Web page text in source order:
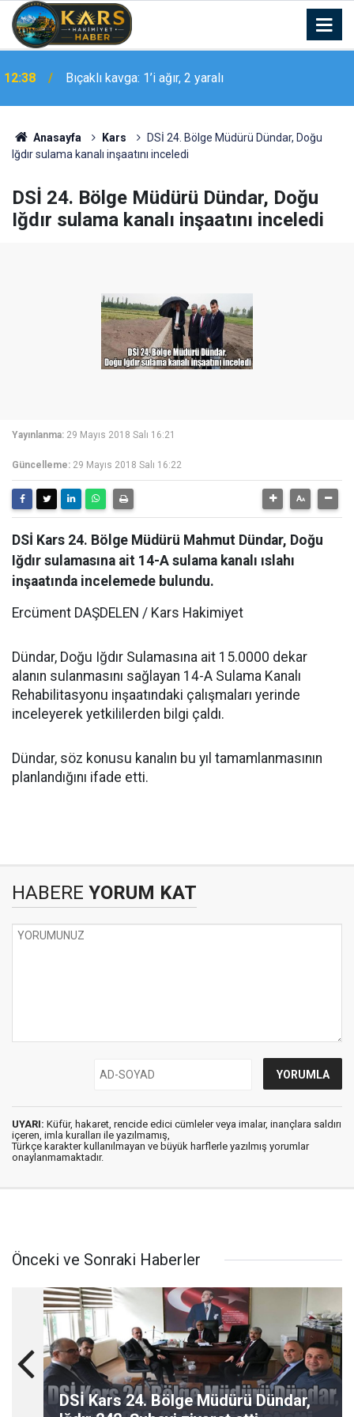
12:33
üç katı kazandı
Anasayfa Kars
DSİ 24. Bölge Müdürü Dündar, Doğu
Iğdır sulama kanalı inşaatını inceledi
DSİ 24. Bölge Müdürü Dündar, Doğu
Iğdır sulama kanalı inşaatını inceledi
Yayınlanma: 29 Mayıs 2018 Salı 16:21
Güncelleme: 29 Mayıs 2018 Salı 16:22
DSİ Kars 24. Bölge Müdürü Mahmut Dündar, Doğu
Iğdır sulamasına ait 14-A sulama kanalı ıslahı
inşaatında incelemede bulundu.
Ercüment DAŞDELEN / Kars Hakimiyet
Dündar, Doğu Iğdır Sulamasına ait 15.0000 dekar
alanın sulanmasını sağlayan 14-A Sulama Kanalı
Rehabilitasyonu inşaatındaki çalışmaları yerinde
inceleyerek yetkililerden bilgi çaldı.
Dündar, söz konusu kanalın bu yıl tamamlanmasının
planlandığını ifade etti.
HABERE YORUM KAT
UYARI: Küfür, hakaret, rencide edici cümleler veya imalar, inançlara saldırı
içeren, imla kuralları ile yazılmamış,
Türkçe karakter kullanılmayan ve büyük harflerle yazılmış yorumlar
onaylanmamaktadır.
Önceki ve Sonraki Haberler
DSİ Kars 24. Bölge Müdürü Dündar,